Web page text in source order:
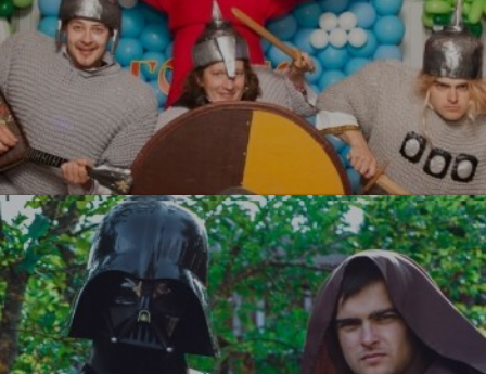
УЗНАТЬ БОЛЬШЕ
Три Богатыря
Тролли